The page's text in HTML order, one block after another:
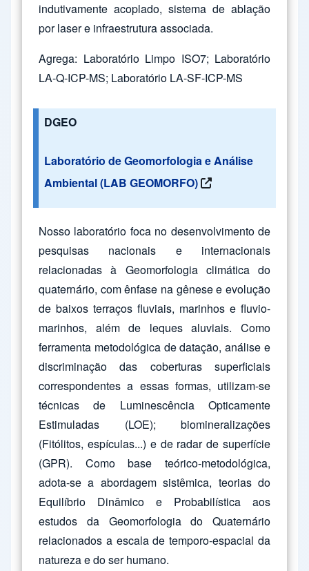
indutivamente acoplado, sistema de ablação
por laser e infraestrutura associada.
Agrega: Laboratório Limpo ISO7; Laboratório
LA-Q-ICP-MS; Laboratório LA-SF-ICP-MS
DGEO
Laboratório de Geomorfologia e Análise
Ambiental (LAB GEOMORFO)
Nosso laboratório foca no desenvolvimento de
pesquisas nacionais e internacionais
relacionadas à Geomorfologia climática do
quaternário, com ênfase na gênese e evolução
de baixos terraços fluviais, marinhos e fluvio-
marinhos, além de leques aluviais. Como
ferramenta metodológica de datação, análise e
discriminação das coberturas superficiais
correspondentes a essas formas, utilizam-se
técnicas de Luminescência Opticamente
Estimuladas (LOE); biomineralizações
(Fitólitos, espículas...) e de radar de superfície
(GPR). Como base teórico-metodológica,
adota-se a abordagem sistêmica, teorias do
Equilíbrio Dinâmico e Probabilística aos
estudos da Geomorfologia do Quaternário
relacionados a escala de temporo-espacial da
natureza e do ser humano.